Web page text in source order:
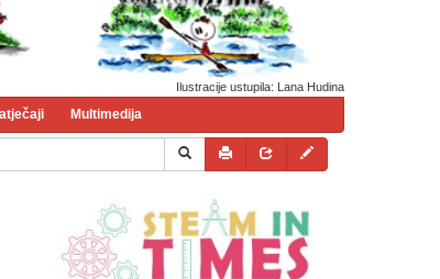
Ilustracije ustupila: Lana Hudina
Multimedija